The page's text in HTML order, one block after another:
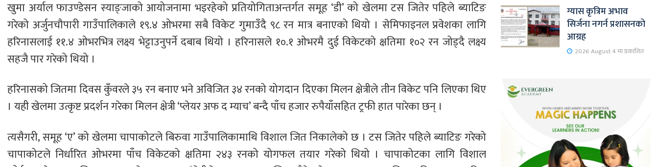
खुमा अर्याल फाउण्डेसन स्याङ्जाको आयोजनामा भइरहेको प्रतियोगिताअन्तर्गत समूह ‘डी’ को खेलमा टस जितेर पहिले ब्याटिङ
गरेको अर्जुनचौपारी गाउँपालिकाले १९.४ ओभरमा सबै विकेट गुमाउँदै ९८ रन मात्र बनाएको थियो । सेमिफाइनल प्रवेशका लागि
हरिनासलाई ११.४ ओभरभित्र लक्ष्य भेट्टाउनुपर्ने दबाब थियो । हरिनासले १०.१ ओभरमै दुई विकेटको क्षतिमा १०२ रन जोड्दै लक्ष्य
सहजै पार गरेको थियो ।
हरिनासको जितमा दिवस कुँवरले ३५ रन बनाए भने अविजित ३४ रनको योगदान दिएका मिलन क्षेत्रीले तीन विकेट पनि लिएका थिए
। यही खेलमा उत्कृष्ट प्रदर्शन गरेका मिलन क्षेत्री ‘प्लेयर अफ द म्याच’ बन्दै पाँच हजार रुपैयाँसहित ट्रफी हात पारेका छन् ।
त्यसैगरी, समूह ‘ए’ को खेलमा चापाकोटले बिरुवा गाउँपालिकामाथि विशाल जित निकालेको छ । टस जितेर पहिले ब्याटिङ गरेको
चापाकोटले निर्धारित ओभरमा पाँच विकेटको क्षतिमा २४३ रनको योगफल तयार गरेको थियो । चापाकोटका लागि विशाल
ग्यास कृत्रिम अभाव
सिर्जना नगर्न प्रशासनको
आग्रह
2026 August 4 मा प्रकाशित